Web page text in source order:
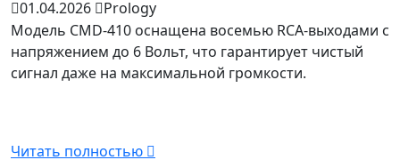
01.04.2026
Prology
Модель CMD-410 оснащена восемью RCA-выходами с
напряжением до 6 Вольт, что гарантирует чистый
сигнал даже на максимальной громкости.
Читать полностью